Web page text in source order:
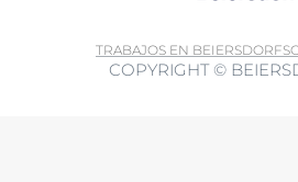
TRABAJOS EN BEIERSDORF
COPYRIGHT ©